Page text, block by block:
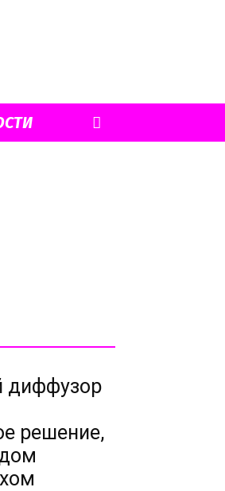
диффузор
решение,